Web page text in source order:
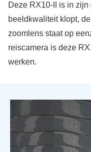
Deze RX10-II is in
beeldkwaliteit klopt,
zoomlens staat op
reiscamera is deze
werken.